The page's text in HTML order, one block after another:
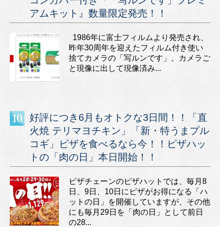
アムキット』数量限定発売！！
1986年に富士フィルムより発売され、
昨年30周年を迎えたフィルム付き使い
捨てカメラの「写ルンです」。カメラご
と現像に出して現像済み...
好評につき6月もオトクな3日間！！「直
火焼 テリマヨチキン」「新・特うまプル
コギ」ピザを食べるなら今！！ピザハッ
トの「肉の日」本日開始！！
ピザチェーンのピザハットでは、毎月8
日、9日、10日にピザがお得になる「ハ
ットの日」を開催していますが、その他
にも毎月29日を「肉の日」として前日
の28...